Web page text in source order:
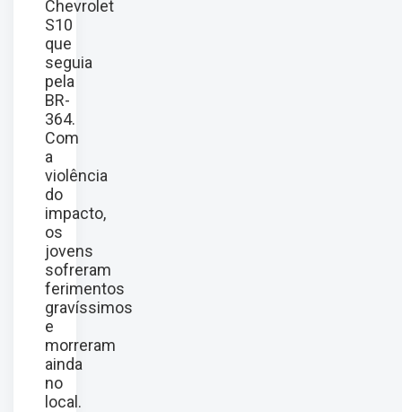
Chevrolet
S10
que
seguia
pela
BR-
364.
Com
a
violência
do
impacto,
os
jovens
sofreram
ferimentos
gravíssimos
e
morreram
ainda
no
local.